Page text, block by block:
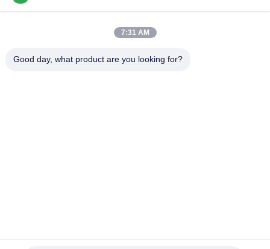
7:31 AM
Good day, what product are you looking for?